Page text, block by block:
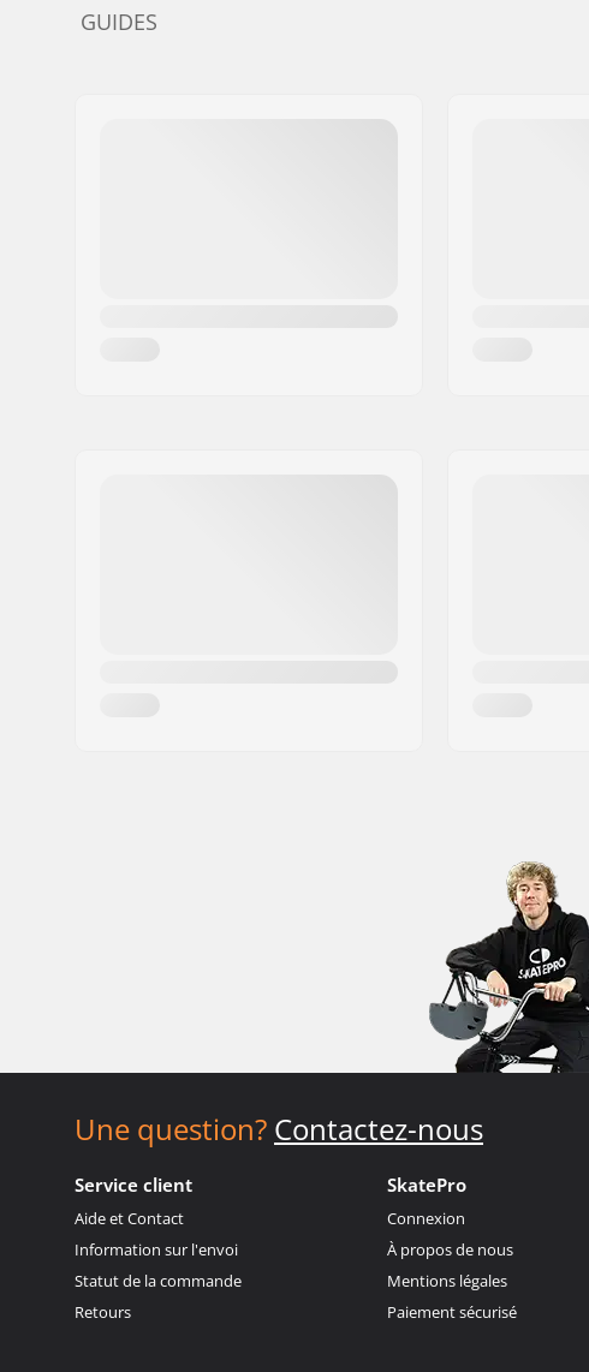
GUIDES
Une question? Contactez-nous
Service client
Aide et Contact
Information sur l'envoi
Statut de la commande
Retours
SkatePro
Connexion
À propos de nous
Mentions légales
Paiement sécurisé